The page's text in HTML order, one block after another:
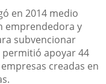
en 2014 medio
emprendedora y
subvencionar
permitió apoyar 44
creadas en